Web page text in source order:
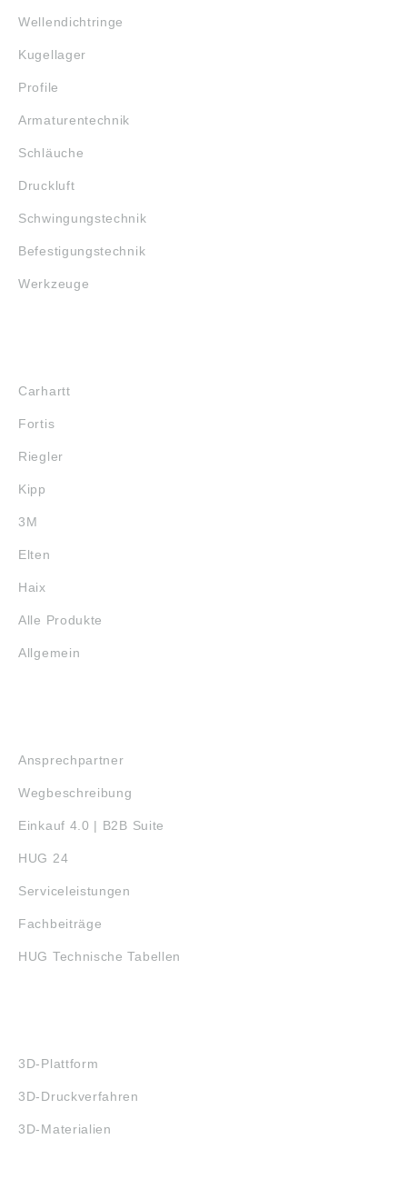
Wellendichtringe
Kugellager
Profile
Armaturentechnik
Schläuche
Druckluft
Schwingungstechnik
Befestigungstechnik
Werkzeuge
Carhartt
Fortis
Riegler
Kipp
3M
Elten
Haix
Alle Produkte
Allgemein
Ansprechpartner
Wegbeschreibung
Einkauf 4.0 | B2B Suite
HUG 24
Serviceleistungen
Fachbeiträge
HUG Technische Tabellen
3D-Plattform
3D-Druckverfahren
3D-Materialien